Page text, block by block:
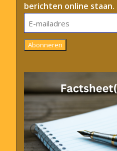
berichten online staan.
E-
mailadres
Abonneren